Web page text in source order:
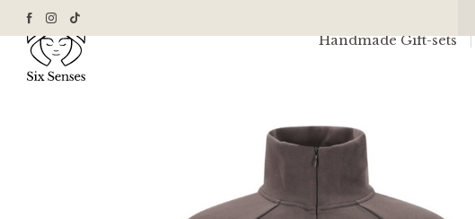
Handmade Gift-sets